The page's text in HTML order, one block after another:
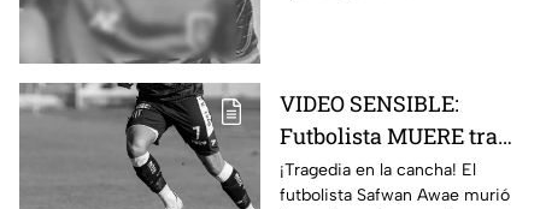
VIDEO SENSIBLE:
Futbolista MUERE tras
ser impactado por un
rayo en pleno partido;
¡Tragedia en la cancha! El
futbolista Safwan Awae murió